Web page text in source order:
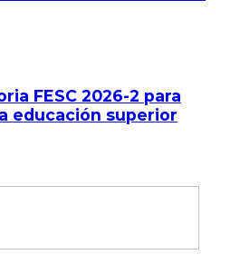
FESC 2026-2 para
educación superior